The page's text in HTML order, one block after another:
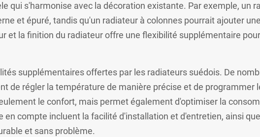
qui s'harmonise avec la décoration existante. Par exemple, un
et épuré, tandis qu'un radiateur à colonnes pourrait ajouter
et la finition du radiateur offre une flexibilité supplémentaire
supplémentaires offertes par les radiateurs suédois. De
de régler la température de manière précise et de programmer
le confort, mais permet également d'optimiser la
en compte incluent la facilité d'installation et d'entretien, ainsi
et sans problème.